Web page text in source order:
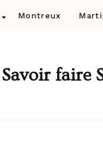
Montreux
Savoir faire